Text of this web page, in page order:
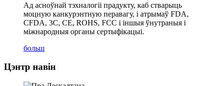
Ад асноўнай тэхналогіі прадукту, каб стварыць
моцную канкурэнтную перавагу, і атрымаў FDA,
CFDA, 3C, CE, ROHS, FCC і іншыя ўнутраныя і
міжнародныя органы сертыфікацыі.
больш
Цэнтр навін